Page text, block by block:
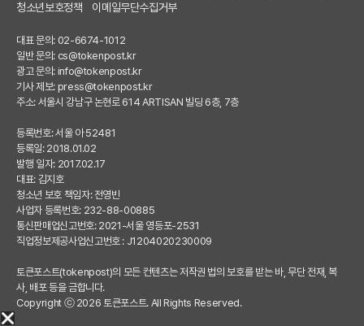
청소년보호정책
이메일무단수집거부
대표 문의: 02-6674-1012
일반 문의: cs@tokenpost.kr
광고 문의: info@tokenpost.kr
기사 제보: press@tokenpost.kr
주소: 서울시 강남구 논현로 614 ARTISAN 빌딩 6층, 7층
등록번호: 서울 아 52481
등록일: 2018.01.02
발행 일자: 2017.02.17
대표: 김지호
청소년 보호 책임자: 전영빈
사업자 등록번호: 232-88-00885
통신판매업신고번호: 2021-서울 영등포-2531
직업정보제공사업신고번호 : J1204020230009
토큰포스트(tokenpost)의 모든 컨텐츠는 저작권 법의 보호를 받는 바, 무단 전재, 복
사, 배포 등을 금합니다.
Copyright ⓒ 2026 토큰포스트. All Rights Reserved.